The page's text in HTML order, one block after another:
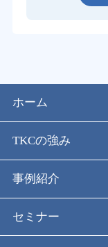
ホーム
TKCの強み
事例紹介
セミナー